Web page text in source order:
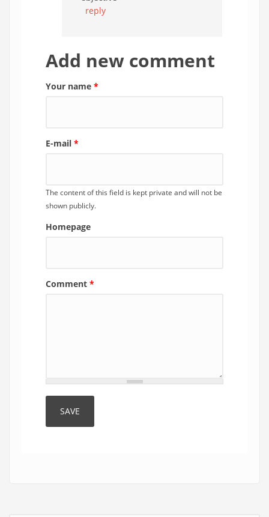
reply
Add new comment
Your name *
E-mail *
The content of this field is kept private and will not be
shown publicly.
Homepage
Comment *